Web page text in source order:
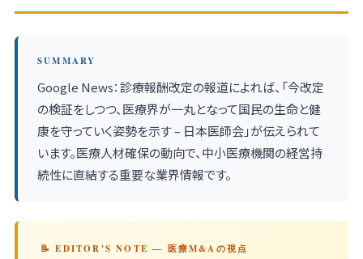
SUMMARY
Google News：診療報酬改定の報道によれば、「今改定
の検証をしつつ、医療界が一丸となって国民の生命と健
康を守っていく姿勢を示す – 日本医師会」が伝えられて
います。医療人材確保の動向で、中小医療機関の経営持
続性に直結する重要な業界情報です。
📝 EDITOR'S NOTE — 医療M&Aの視点